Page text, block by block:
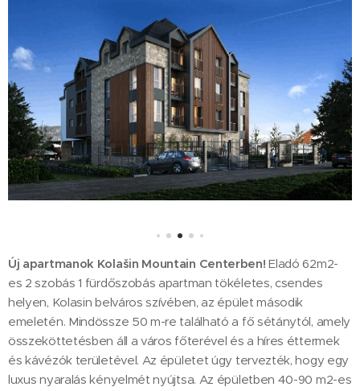
Új apartmanok Kolašin Mountain Centerben! Eladó 62m2-
es 2 szobás 1 fürdőszobás apartman tökéletes, csendes
helyen, Kolasin belváros szívében, az épület második
emeletén. Mindössze 50 m-re található a fő sétánytól, amely
összeköttetésben áll a város főterével és a híres éttermek
és kávézók területével. Az épületet úgy tervezték, hogy egy
luxus nyaralás kényelmét nyújtsa. Az épületben 40-90 m2-es